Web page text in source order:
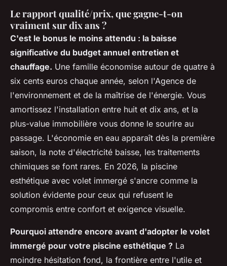
Le rapport qualité/prix, que gagne-t-on
vraiment sur dix ans ?
C'est le bonus le moins attendu : la baisse
significative du budget annuel entretien et
chauffage. Une famille économise autour de quatre à
six cents euros chaque année, selon l'Agence de
l'environnement et de la maîtrise de l'énergie. Vous
amortissez l'installation entre huit et dix ans, et la
plus-value immobilière vous donne le sourire au
passage. L'économie en eau apparaît dès la première
saison, la note d'électricité baisse, les traitements
chimiques se font rares. En 2026, la piscine
esthétique avec volet immergé s'ancre comme la
solution évidente pour ceux qui refusent le
compromis entre confort et exigence visuelle.
Pourquoi attendre encore avant d'adopter le volet
immergé pour votre piscine esthétique ? La
moindre hésitation fond, la frontière entre l'utile et